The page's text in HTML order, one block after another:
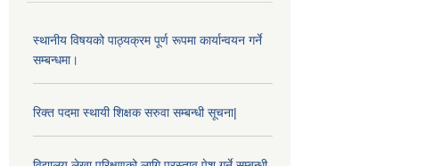
स्थानीय विषयको पाठ्यक्रम पूर्ण रूपमा कार्यान्वयन गर्ने
सम्बन्धमा।
रिक्त पदमा स्थायी शिक्षक सरुवा सम्बन्धी सूचना|